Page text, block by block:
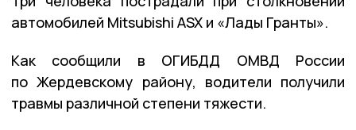
автомобилей Mitsubishi ASX и «Лады Гранты».
Как сообщили в ОГИБДД ОМВД России
по Жердевскому району, водители получили
травмы различной степени тяжести.